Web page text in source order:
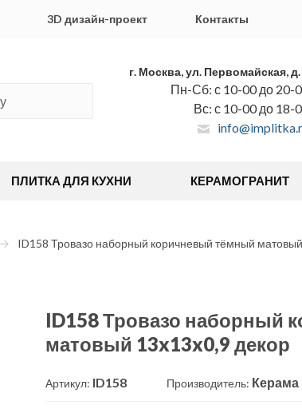
3D дизайн-проект Контакты
г. Москва, ул. Первомайская, д.
Пн-Сб: с 10-00 до 20-
Вс: с 10-00 до 18-
ПЛИТКА ДЛЯ КУХНИ КЕРАМОГРАНИТ
ID158 Тровазо наборный коричневый тёмный
ID158 Тровазо наборный
матовый 13x13x0,9 декор
Артикул: ID158 Производитель: